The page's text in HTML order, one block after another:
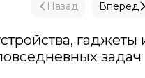
Назад Вперед
гаджеты
задач